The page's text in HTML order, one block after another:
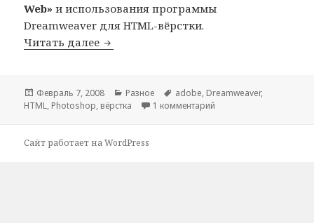
Web» и использования программы
Dreamweaver для HTML-вёрстки.
Читать далее Удобная и быстрая вёрстка с
Опубликовано
Февраль 7, 2008 Рубрики
Разное Метки
adobe, Dreamweaver,
HTML, Photoshop, вёрстка 1 комментарий
Сайт работает на WordPress